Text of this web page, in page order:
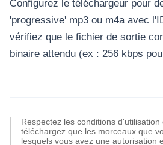
Configurez le téléchargeur pour
'progressive' mp3 ou m4a avec
vérifiez que le fichier de sortie
binaire attendu (ex : 256 kbps
Respectez les conditions
téléchargez que les morceaux que
lesquels vous avez une autorisation